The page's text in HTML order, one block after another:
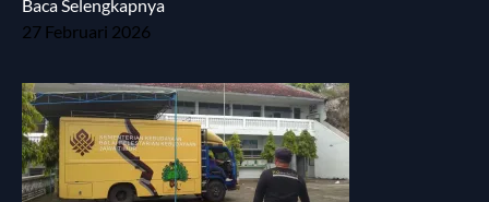
Baca Selengkapnya
27 Februari 2026